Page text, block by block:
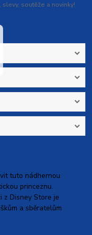
soutěže a novinky!
tuto nádhernou
princeznu.
z Disney Store je
a sběratelům